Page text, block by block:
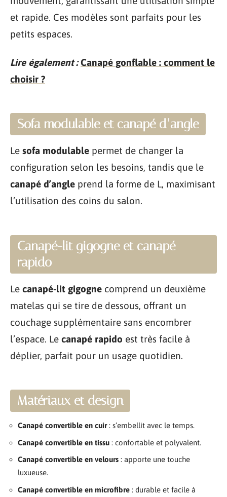
et rapide. Ces modèles sont parfaits pour les
petits espaces.
Lire également : Canapé gonflable : comment le
choisir ?
Sofa modulable et canapé d’angle
Le sofa modulable permet de changer la
configuration selon les besoins, tandis que le
canapé d’angle prend la forme de L, maximisant
l’utilisation des coins du salon.
Canapé-lit gigogne et canapé
rapido
Le canapé-lit gigogne comprend un deuxième
matelas qui se tire de dessous, offrant un
couchage supplémentaire sans encombrer
l’espace. Le canapé rapido est très facile à
déplier, parfait pour un usage quotidien.
Matériaux et design
Canapé convertible en cuir: s’embellit avec le temps.
Canapé convertible en tissu : confortable et polyvalent.
Canapé convertible en velours : apporte une touche
luxueuse.
Canapé convertible en microfibre : durable et facile à